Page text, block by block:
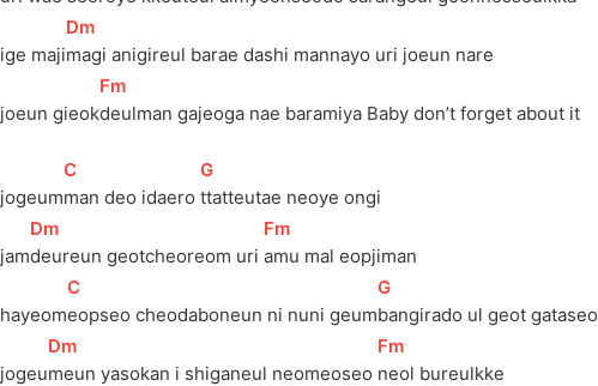
ige maji
[Dm
magi anigireul barae dashi mannayo uri joeun nare
joeun gieok
[Fm
deulman gajeoga nae baramiya Baby don’t forget about it
jogeum
[
C
man deo idaero
[
G
ttatteutae neoye ongi
jam
[Dm
deureun geotcheoreom uri
[Fm
amu mal eopjiman
hayeom
[
C
eopseo cheodaboneun ni nuni geum
[
G
bangirado ul geot gataseo
jogeu
[Dm
meun yasokan i shiganeul neomeoseo
[Fm
neol bureulkke